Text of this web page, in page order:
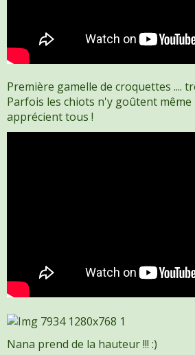
Première gamelle de croquettes ....
Parfois les chiots n'y goûtent même
apprécient tous !
Nana prend de la hauteur !!! :)